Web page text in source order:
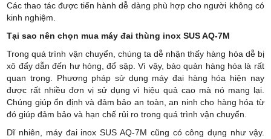
Các thao tác được tiến hành dễ dàng phù hợp cho người không có
kinh nghiệm.
Tại sao nên chọn mua máy đai thùng inox SUS AQ-7M
Trong quá trình vận chuyển, chúng ta dễ nhận thấy hàng hóa dễ bị
xô đẩy dẫn đến hư hỏng, đổ sập. Vì vậy, bảo quản hàng hóa là rất
quan trọng. Phương pháp sử dụng máy đai hàng hóa hiện nay
được rất nhiều đơn vị sử dụng vì hiệu quả cao mà nó mang lại.
Chúng giúp ổn định và đảm bảo an toàn, an ninh cho hàng hóa từ
đó giúp đảm bảo và hạn chế rủi ro trong quá trình vận chuyển.
Dĩ nhiên, máy đai inox SUS AQ-7M cũng có công dụng như vậy.